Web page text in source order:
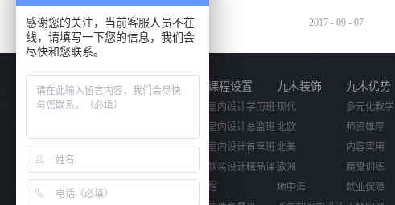
手绘特训户外写生 2017 - 09 - 07
关于我们
活动视频
课程设置
室内设计学历班
室内设计总监班
室内设计首席班
软装设计精品课
程
九木装饰
现代
北欧
北美
欧洲
地中海
九木优势
多元化教学
师资雄厚
内容实用
魔鬼训练
就业保障
感谢您的关注，当前客服人员不在
线，请填写一下您的信息，我们会
尽快和您联系。